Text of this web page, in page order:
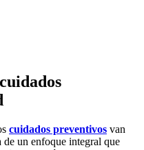
cuidados preventivos van
de un enfoque integral que